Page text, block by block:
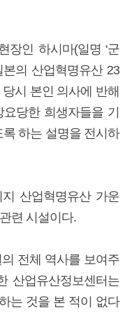
장인 하시마(일명 ‘군
의 산업혁명유산 23
시 본인 의사에 반해
당한 희생자들을 기
하는 설명을 전시하
산업혁명유산 가운
련 시설이다.
전체 역사를 보여주
산업유산정보센터는
는 것을 본 적이 없다